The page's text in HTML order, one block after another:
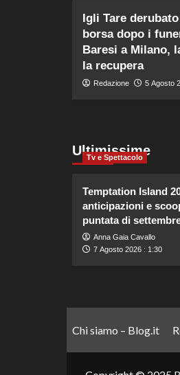
Igli Tare
borsa dopo i
Baresi a Milano,
la recupera
Redazione 5 Agosto
Ultimissime
Tv e Spettacolo
Temptation Island
anticipazioni e
puntata di
Anna Gaia Cavallo
7 Agosto 2026 : 1:30
Chi siamo – Blog.it